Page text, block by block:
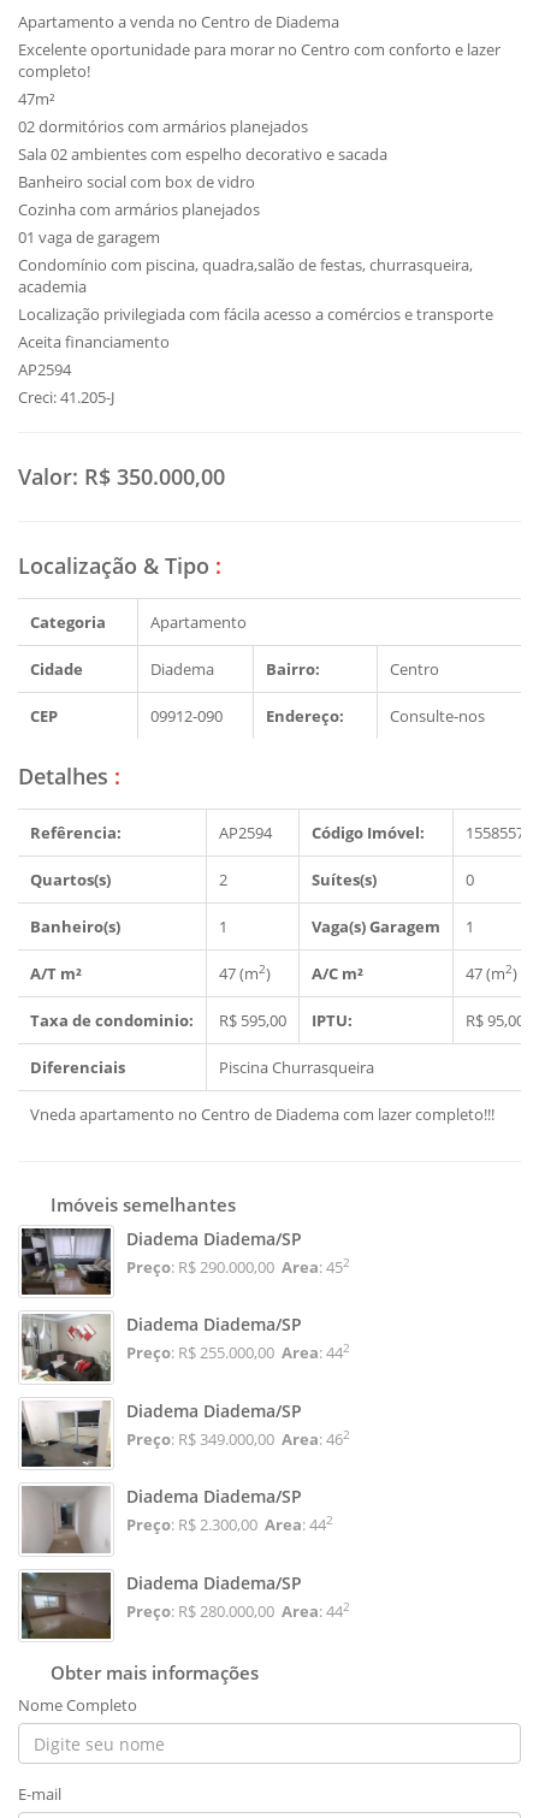
Apartamento a venda no Centro de Diadema
Excelente oportunidade para morar no Centro com conforto e lazer
completo!
47m²
02 dormitórios com armários planejados
Sala 02 ambientes com espelho decorativo e sacada
Banheiro social com box de vidro
Cozinha com armários planejados
01 vaga de garagem
Condomínio com piscina, quadra,salão de festas, churrasqueira,
academia
Localização privilegiada com fácila acesso a comércios e transporte
Aceita financiamento
AP2594
Creci: 41.205-J
Valor: R$ 350.000,00
Localização & Tipo :
Categoria Apartamento
Cidade Diadema Bairro: Centro
CEP 09912-090 Endereço: Consulte-nos
Detalhes :
Refêrencia: AP2594 Código Imóvel: 1558557
Quartos(s) 2 Suítes(s) 0
Banheiro(s) 1 Vaga(s) Garagem 1
A/T m² 47 (m2) A/C m² 47 (m2)
Taxa de condominio: R$ 595,00 IPTU: R$ 95,00
Diferenciais PiscinaChurrasqueira
Vneda apartamento no Centro de Diadema com lazer completo!!!
Imóveis semelhantes
Diadema Diadema/SP
Preço: R$ 290.000,00 Area: 452
Diadema Diadema/SP
Preço: R$ 255.000,00 Area: 442
Diadema Diadema/SP
Preço: R$ 349.000,00 Area: 462
Diadema Diadema/SP
Preço: R$ 2.300,00 Area: 442
Diadema Diadema/SP
Preço: R$ 280.000,00 Area: 442
Obter mais informações
Nome Completo
E-mail